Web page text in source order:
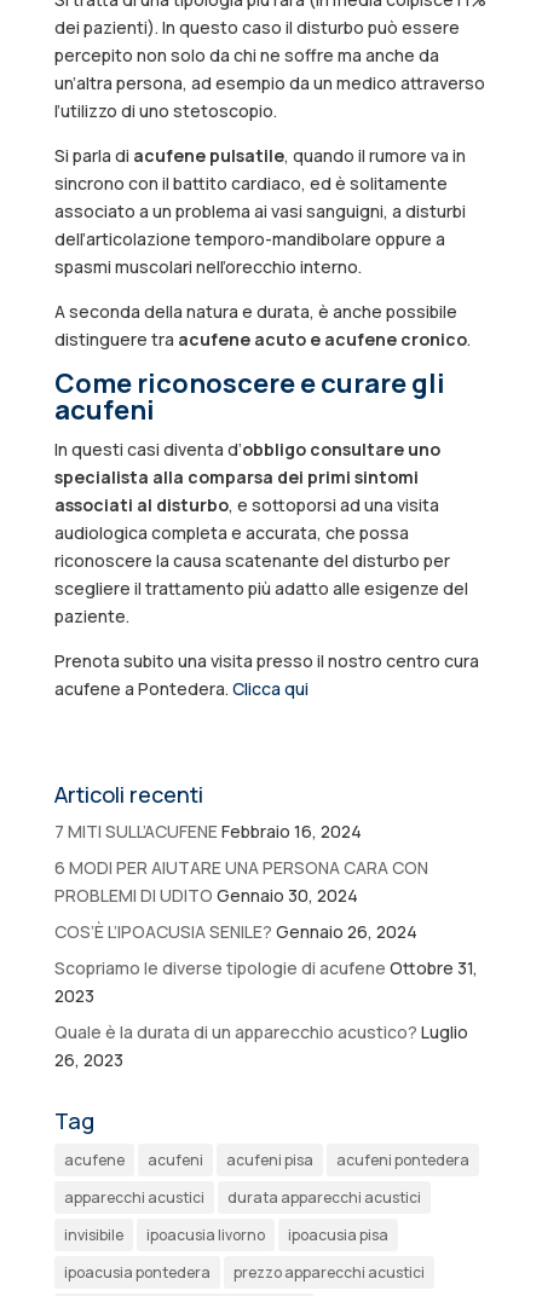
dei pazienti). In questo caso il disturbo può essere
percepito non solo da chi ne soffre ma anche da
un’altra persona, ad esempio da un medico attraverso
l’utilizzo di uno stetoscopio.
Si parla di acufene pulsatile, quando il rumore va in
sincrono con il battito cardiaco, ed è solitamente
associato a un problema ai vasi sanguigni, a disturbi
dell’articolazione temporo-mandibolare oppure a
spasmi muscolari nell’orecchio interno.
A seconda della natura e durata, è anche possibile
distinguere tra acufene acuto e acufene cronico.
Come riconoscere e curare gli
acufeni
In questi casi diventa d’obbligo consultare uno
specialista alla comparsa dei primi sintomi
associati al disturbo, e sottoporsi ad una visita
audiologica completa e accurata, che possa
riconoscere la causa scatenante del disturbo per
scegliere il trattamento più adatto alle esigenze del
paziente.
Prenota subito una visita presso il nostro centro cura
acufene a Pontedera. Clicca qui
Articoli recenti
7 MITI SULL’ACUFENEFebbraio 16, 2024
6 MODI PER AIUTARE UNA PERSONA CARA CON
PROBLEMI DI UDITO Gennaio 30, 2024
COS’È L’IPOACUSIA SENILE? Gennaio 26, 2024
Scopriamo le diverse tipologie di acufene Ottobre 31,
2023
Quale è la durata di un apparecchio acustico? Luglio
26, 2023
Tag
acufene acufeni acufeni pisa
acufeni pontedera
apparecchi acustici
durata apparecchi acustici
invisibile
ipoacusia livorno
ipoacusia pisa
ipoacusia pontedera
prezzo apparecchi acustici